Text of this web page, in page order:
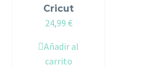
Cricut
24,99 €
Añadir al
carrito